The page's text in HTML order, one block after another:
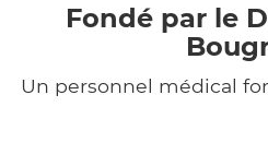
Fondé par le
Un personnel médical